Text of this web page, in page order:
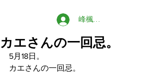
峰楓ブログ読者登録する
カエさんの一回忌。
5月18日。
カエさんの一回忌。